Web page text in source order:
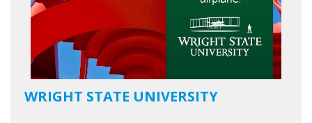
WRIGHT STATE UNIVERSITY